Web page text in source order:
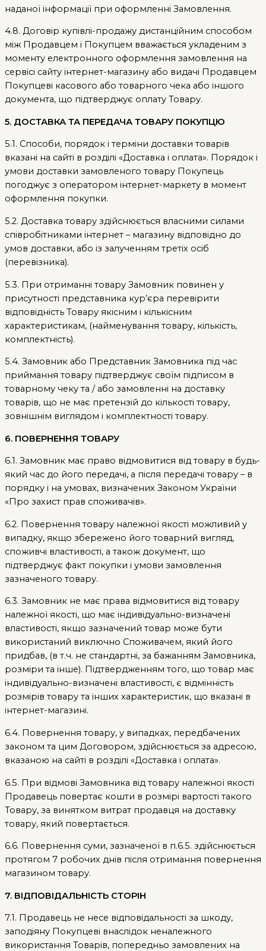
наданої інформації при оформленні Замовлення.
4.8. Договір купівлі-продажу дистанційним способом
між Продавцем і Покупцем вважається укладеним з
моменту електронного оформлення замовлення на
сервісі сайту інтернет-магазину або видачі Продавцем
Покупцеві касового або товарного чека або іншого
документа, що підтверджує оплату Товару.
5. ДОСТАВКА ТА ПЕРЕДАЧА ТОВАРУ ПОКУПЦЮ
5.1. Способи, порядок і терміни доставки товарів
вказані на сайті в розділі «Доставка і оплата». Порядок і
умови доставки замовленого товару Покупець
погоджує з оператором інтернет-маркету в момент
оформлення покупки.
5.2. Доставка товару здійснюється власними силами
співробітниками інтернет – магазину відповідно до
умов доставки, або із залученням третіх осіб
(перевізника).
5.3. При отриманні товару Замовник повинен у
присутності представника кур’єра перевірити
відповідність Товару якісним і кількісним
характеристикам, (найменування товару, кількість,
комплектність).
5.4. Замовник або Представник Замовника під час
приймання товару підтверджує своїм підписом в
товарному чеку та / або замовленні на доставку
товарів, що не має претензій до кількості товару,
зовнішнім виглядом і комплектності товару.
6. ПОВЕРНЕННЯ ТОВАРУ
6.1. Замовник має право відмовитися від товару в будь-
який час до його передачі, а після передачі товару – в
порядку і на умовах, визначених Законом України
«Про захист прав споживачів».
6.2. Повернення товару належної якості можливий у
випадку, якщо збережено його товарний вигляд,
споживчі властивості, а також документ, що
підтверджує факт покупки і умови замовлення
зазначеного товару.
6.3. Замовник не має права відмовитися від товару
належної якості, що має індивідуально-визначені
властивості, якщо зазначений товар може бути
використаний виключно Споживачем, який його
придбав, (в т.ч. не стандартні, за бажанням Замовника,
розміри та інше). Підтвердженням того, що товар має
індивідуально-визначені властивості, є відмінність
розмірів товару та інших характеристик, що вказані в
інтернет-магазині.
6.4. Повернення товару, у випадках, передбачених
законом та цим Договором, здійснюється за адресою,
вказаною на сайті в розділі «Доставка і оплата».
6.5. При відмові Замовника від товару належної якості
Продавець повертає кошти в розмірі вартості такого
Товару, за винятком витрат продавця на доставку
товару, який повертається.
6.6. Повернення суми, зазначеної в п.6.5. здійснюється
протягом 7 робочих днів після отримання повернення
магазином товару.
7. ВІДПОВІДАЛЬНІСТЬ СТОРІН
7.1. Продавець не несе відповідальності за шкоду,
заподіяну Покупцеві внаслідок неналежного
використання Товарів, попередньо замовлених на